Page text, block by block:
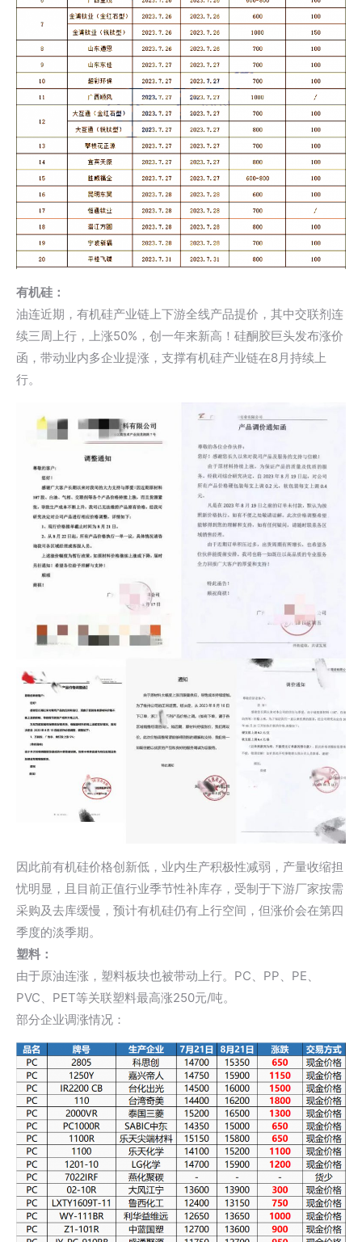
有机硅：
油连近期，有机硅产业链上下游全线产品提价，其中交联剂连
续三周上行，上涨50%，创一年来新高！硅酮胶巨头发布涨价
函，带动业内多企业提涨，支撑有机硅产业链在8月持续上
行。
因此前有机硅价格创新低，业内生产积极性减弱，产量收缩担
忧明显，且目前正值行业季节性补库存，受制于下游厂家按需
采购及去库缓慢，预计有机硅仍有上行空间，但涨价会在第四
季度的淡季期。
塑料：
由于原油连涨，塑料板块也被带动上行。PC、PP、PE、
PVC、PET等关联塑料最高涨250元/吨。
部分企业调涨情况：